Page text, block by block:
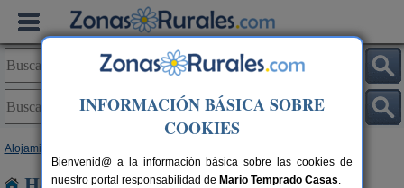
Alojamientos
INFORMACIÓN BÁSICA SOBRE
COOKIES
Bienvenid@ a la información básica sobre las cookies de
nuestro portal responsabilidad de Mario Temprado Casas.